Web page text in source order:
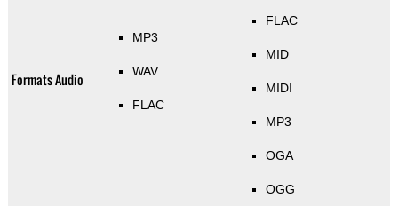
Formats Audio
MP3
WAV
FLAC
FLAC
MID
MIDI
MP3
OGA
OGG